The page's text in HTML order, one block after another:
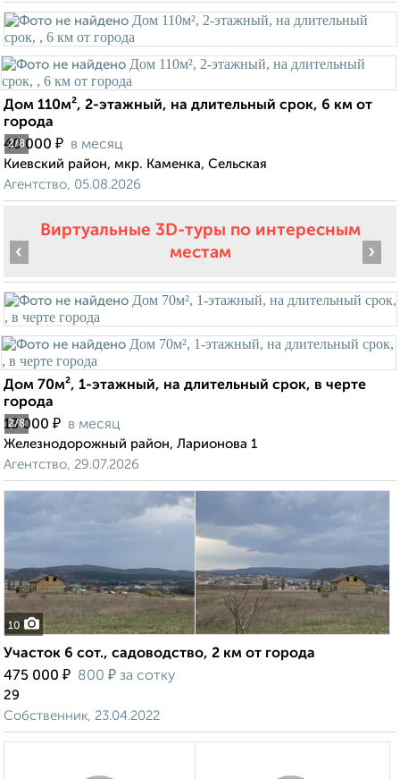
2/8
Дом 110м², 2-этажный, на длительный срок, 6 км от
города
40 000 ₽ в месяц
Киевский район, мкр. Каменка, Сельская
Агентство, 05.08.2026
Виртуальные 3D-туры по интересным
местам
2/8
‹ ›
Дом 70м², 1-этажный, на длительный срок, в черте
города
13 000 ₽ в месяц
Железнодорожный район, Ларионова 1
Агентство, 29.07.2026
10
Участок 6 сот., садоводство, 2 км от города
475 000 ₽ 800 ₽ за сотку
29
Собственник, 23.04.2022